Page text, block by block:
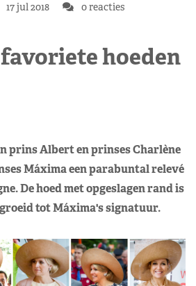
17 jul 2018 0 reacties
hoeden
prins Albert en prinses Charlène
Máxima een parabuntal relevé
De hoed met opgeslagen rand is
tot Máxima's signatuur.